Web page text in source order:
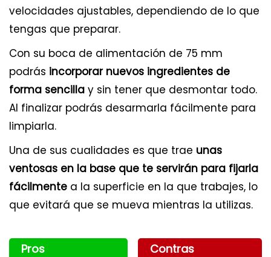
velocidades ajustables, dependiendo de lo que
tengas que preparar.
Con su boca de alimentación de 75 mm
podrás incorporar nuevos ingredientes de
forma sencilla y sin tener que desmontar todo.
Al finalizar podrás desarmarla fácilmente para
limpiarla.
Una de sus cualidades es que trae unas
ventosas en la base que te servirán para fijarla
fácilmente a la superficie en la que trabajes, lo
que evitará que se mueva mientras la utilizas.
Pros Contras